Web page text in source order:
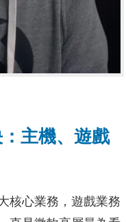
主機、遊戲
核心業務，遊戲業務